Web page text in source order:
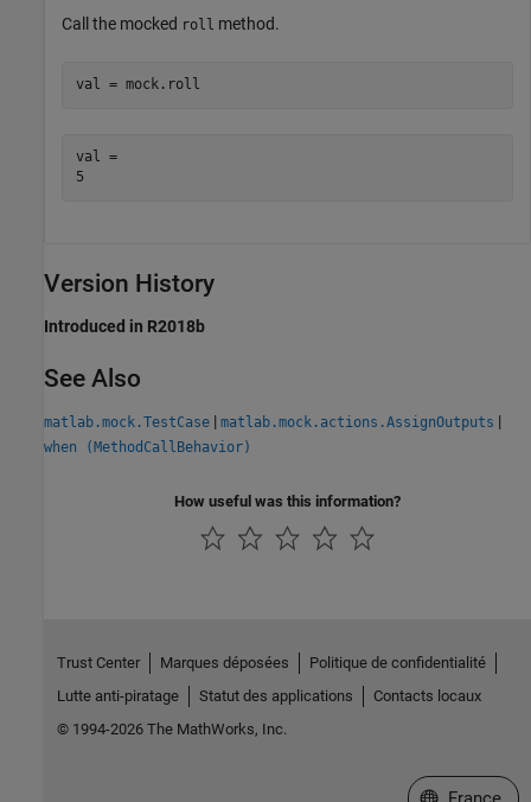
Call the mocked roll method.
val = mock.roll
val =
Version History
Introduced in R2018b
See Also
matlab.mock.TestCase | matlab.mock.actions.AssignOutputs |
when (MethodCallBehavior)
How useful was this information?
Trust Center Marques déposées
Politique de confidentialité
Lutte anti-piratage
Statut des applications
Contacts locaux
© 1994-2026 The MathWorks, Inc.
Sélectionner